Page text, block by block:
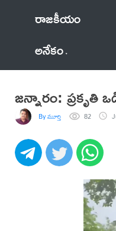
రాజకీయం
అనేకం
జన్నారం: ప్రకృతి
By మూర్తి 82